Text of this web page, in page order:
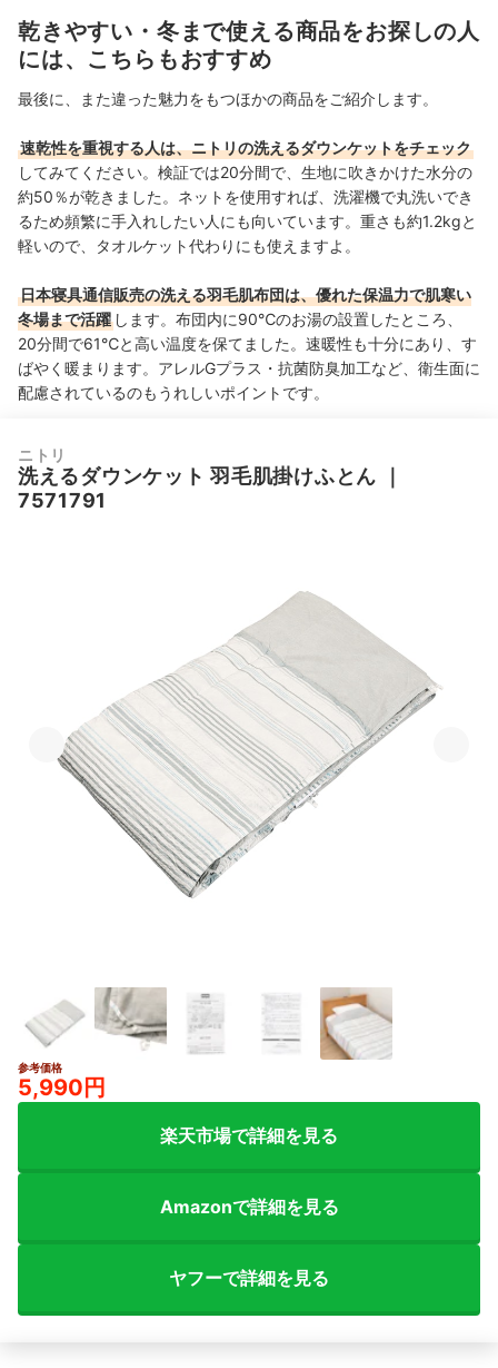
乾きやすい・冬まで使える商品をお探しの人
には、こちらもおすすめ
最後に、また違った魅力をもつほかの商品をご紹介します。
速乾性を重視する人は、ニトリの洗えるダウンケットをチェック
してみてください。検証では20分間で、生地に吹きかけた水分の
約50％が乾きました。ネットを使用すれば、洗濯機で丸洗いでき
るため頻繁に手入れしたい人にも向いています。重さも約1.2kgと
軽いので、タオルケット代わりにも使えますよ。
日本寝具通信販売の洗える羽毛肌布団は、優れた保温力で肌寒い
冬場まで活躍 します。布団内に90℃のお湯の設置したところ、
20分間で61℃と高い温度を保てました。速暖性も十分にあり、す
ばやく暖まります。アレルGプラス・抗菌防臭加工など、衛生面に
配慮されているのもうれしいポイントです。
ニトリ
洗えるダウンケット 羽毛肌掛けふとん
7571791
参考価格
5,990円
楽天市場で詳細を見る
Amazonで詳細を見る
ヤフーで詳細を見る